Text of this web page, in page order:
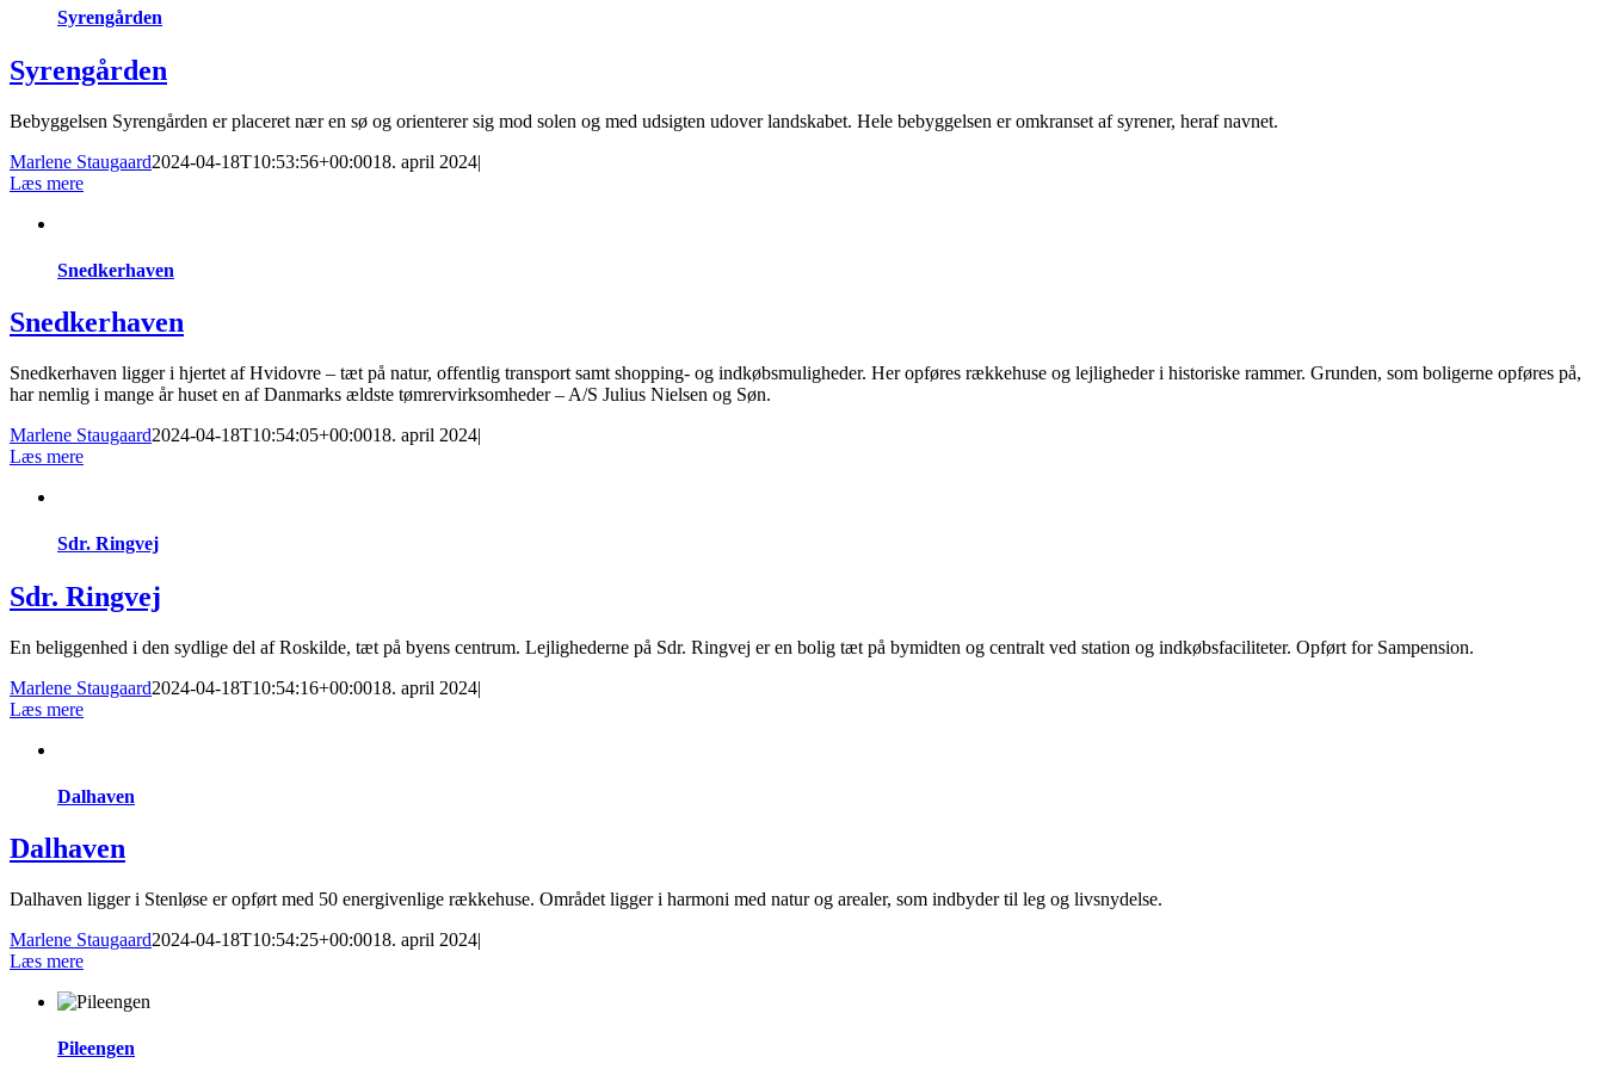
Syrengården
Syrengården
Bebyggelsen Syrengården er placeret nær en sø og orienterer sig mod solen og med udsigten udover landskabet. Hele bebyggelsen er omkranset af syrener, heraf navnet.
Marlene Staugaard2024-04-18T10:53:56+00:0018. april 2024|
Læs mere
Snedkerhaven
Snedkerhaven
Snedkerhaven ligger i hjertet af Hvidovre – tæt på natur, offentlig transport samt shopping- og indkøbsmuligheder. Her opføres rækkehuse og lejligheder i historiske rammer. Grunden, som boligerne opføres på,
har nemlig i mange år huset en af Danmarks ældste tømrervirksomheder – A/S Julius Nielsen og Søn.
Marlene Staugaard2024-04-18T10:54:05+00:0018. april 2024|
Læs mere
Sdr. Ringvej
Sdr. Ringvej
En beliggenhed i den sydlige del af Roskilde, tæt på byens centrum. Lejlighederne på Sdr. Ringvej er en bolig tæt på bymidten og centralt ved station og indkøbsfaciliteter. Opført for Sampension.
Marlene Staugaard2024-04-18T10:54:16+00:0018. april 2024|
Læs mere
Dalhaven
Dalhaven
Dalhaven ligger i Stenløse er opført med 50 energivenlige rækkehuse. Området ligger i harmoni med natur og arealer, som indbyder til leg og livsnydelse.
Marlene Staugaard2024-04-18T10:54:25+00:0018. april 2024|
Læs mere
Pileengen